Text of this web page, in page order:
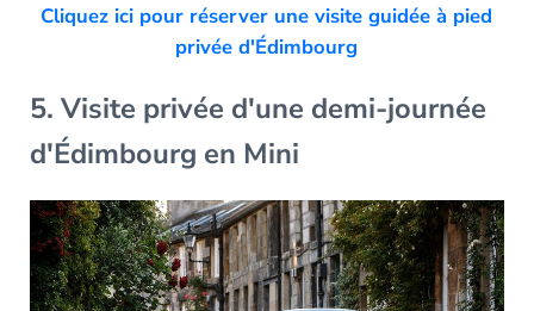
Cliquez ici pour réserver une visite guidée à pied
privée d'Édimbourg
5. Visite privée d'une demi-journée
d'Édimbourg en Mini